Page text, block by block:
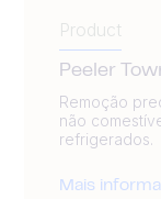
Product
Peeler
Remoção
não
refrigerados.
Mais